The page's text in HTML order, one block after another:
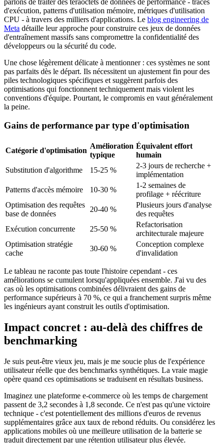
d'exécution, patterns d'utilisation mémoire, métriques d'utilisation
CPU - à travers des milliers d'applications. Le blog engineering de
Meta détaille leur approche pour construire ces jeux de données
d'entraînement massifs sans compromettre la confidentialité des
développeurs ou la sécurité du code.
Une chose légèrement délicate à mentionner : ces systèmes ne sont
pas parfaits dès le départ. Ils nécessitent un ajustement fin pour des
piles technologiques spécifiques et suggèrent parfois des
optimisations qui fonctionnent techniquement mais violent les
conventions d'équipe. Pourtant, le compromis en vaut généralement
la peine.
Gains de performance par type d'optimisation
Catégorie d'optimisation
Amélioration
typique
Équivalent effort
humain
Substitution d'algorithme
15-25 %
2-3 jours de recherche +
implémentation
Patterns d'accès mémoire
10-30 %
1-2 semaines de
profilage + réécriture
Optimisation des requêtes
base de données
20-40 %
Plusieurs jours d'analyse
des requêtes
Exécution concurrente
25-50 %
Refactorisation
architecturale majeure
Optimisation stratégie
cache
30-60 %
Conception complexe
d'invalidation
Le tableau ne raconte pas toute l'histoire cependant - ces
améliorations se cumulent lorsqu'appliquées ensemble. J'ai vu des
cas où les optimisations combinées délivraient des gains de
performance supérieurs à 70 %, ce qui a franchement surpris même
les ingénieurs ayant construit les outils d'optimisation.
Impact concret : au-delà des chiffres de
benchmarking
Je suis peut-être vieux jeu, mais je me soucie plus de l'expérience
utilisateur réelle que des benchmarks synthétiques. La vraie magie
opère quand ces optimisations se traduisent en résultats business.
Imaginez une plateforme e-commerce où les temps de chargement
passent de 3,2 secondes à 1,8 seconde. Ce n'est pas qu'une victoire
technique - c'est potentiellement des millions d'euros de revenus
supplémentaires grâce aux taux de rebond réduits. Ou considérez les
applications mobiles où une meilleure utilisation de la batterie se
traduit directement par une rétention utilisateur plus élevée.